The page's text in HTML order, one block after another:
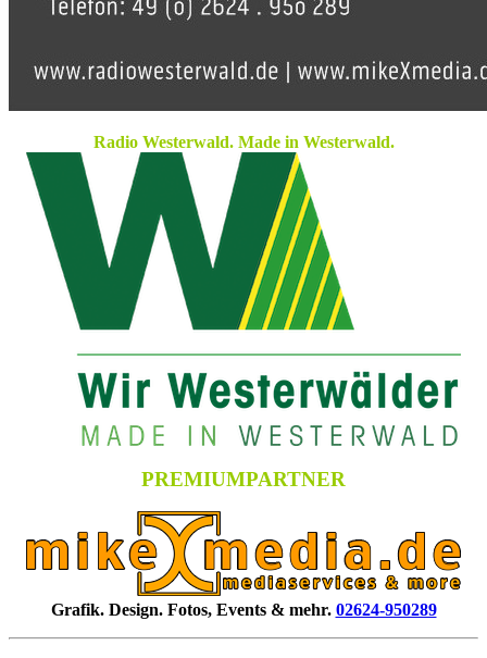
Radio Westerwald. Made in Westerwald.
PREMIUMPARTNER
Grafik. Design. Fotos, Events & mehr. 02624-950289